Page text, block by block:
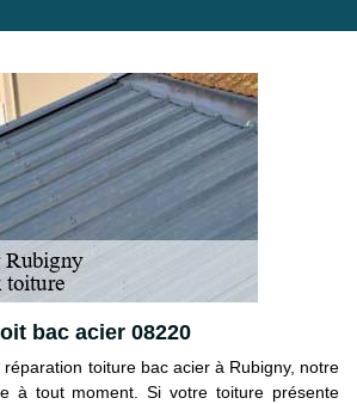
bac acier 08220
toiture bac acier à Rubigny, notre
à tout moment. Si votre toiture présente